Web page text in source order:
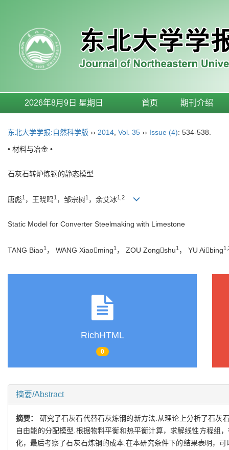
2026年8月9日 星期日 首页 期刊介绍
东北大学学报:自然科学版 ›› 2014 Vol. 35 ›› Issue (4): 534-538.
• 材料与冶金 •
石灰石转炉炼钢的静态模型
唐彪1 ，王晓鸣1 ，邹宗树1 ，余艾冰1,2
Static Model for Converter Steelmaking with Limestone
TANG Biao1 ， WANG Xiaoming1 ， ZOU Zongshu1 ， YU Aibing
RichHTML
0
摘要/Abstract
摘要： 研究了石灰石代替石灰炼钢的新方法.从理论上分析了石灰
自由能的分配模型.根据物料平衡和热平衡计算，求解线性方程组
化，最后考察了石灰石炼钢的成本.在本研究条件下的结果表明，